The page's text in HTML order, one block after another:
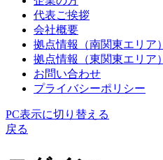
代表ご挨拶
会社概要
拠点情報（南関東エリア）
拠点情報（東関東エリア）
お問い合わせ
プライバシーポリシー
PC表示に切り替える
戻る